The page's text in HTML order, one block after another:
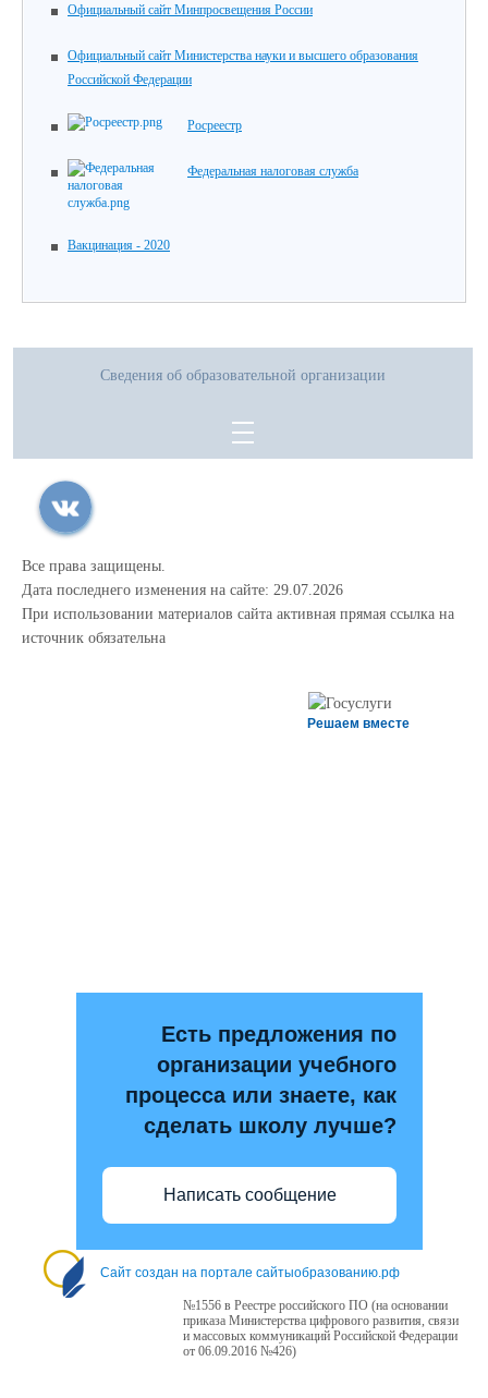
Официальный сайт Минпросвещения России
Официальный сайт Министерства науки и высшего образования
Российской Федерации
Росреестр
Федеральная налоговая служба
Вакцинация - 2020
Сведения об образовательной организации
Все права защищены.
Дата последнего изменения на сайте: 29.07.2026
При использовании материалов сайта активная прямая ссылка на
источник обязательна
Решаем вместе
Есть предложения по
организации учебного
процесса или знаете, как
сделать школу лучше?
Написать сообщение
Сайт создан на портале сайтыобразованию.рф
№1556 в Реестре российского ПО (на основании
приказа Министерства цифрового развития, связи
и массовых коммуникаций Российской Федерации
от 06.09.2016 №426)